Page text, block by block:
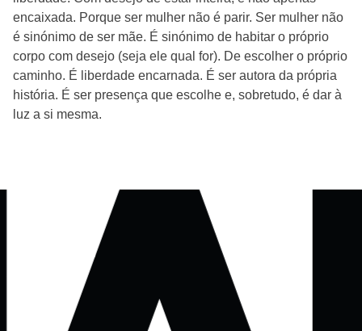
encaixada. Porque ser mulher não é parir. Ser mulher não
é sinónimo de ser mãe. É sinónimo de habitar o próprio
corpo com desejo (seja ele qual for). De escolher o próprio
caminho. É liberdade encarnada. É ser autora da própria
história. É ser presença que escolhe e, sobretudo, é dar à
luz a si mesma.